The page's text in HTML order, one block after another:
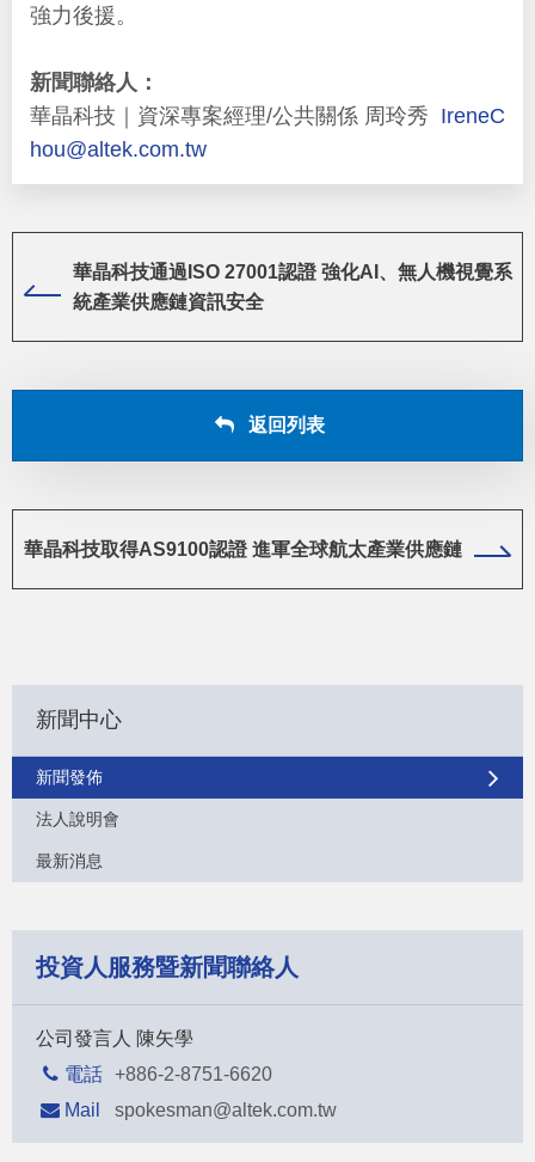
強力後援。
新聞聯絡人：
華晶科技｜資深專案經理/公共關係 周玲秀 IreneC
hou@altek.com.tw
華晶科技通過ISO 27001認證 強化AI、無人機視覺系
統產業供應鏈資訊安全
返回列表
華晶科技取得AS9100認證 進軍全球航太產業供應鏈
新聞中心
新聞發佈
法人說明會
最新消息
投資人服務暨新聞聯絡人
公司發言人 陳矢學
電話 +886-2-8751-6620
Mail
spokesman@altek.com.tw